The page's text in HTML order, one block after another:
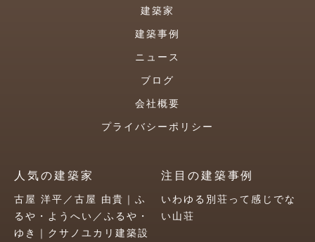
建築家
建築事例
ニュース
ブログ
会社概要
プライバシーポリシー
人気の建築家
古屋 洋平／古屋 由貴｜ふ
るや・ようへい／ふるや・
ゆき｜クサノユカリ建築設
注目の建築事例
いわゆる別荘って感じでな
い山荘